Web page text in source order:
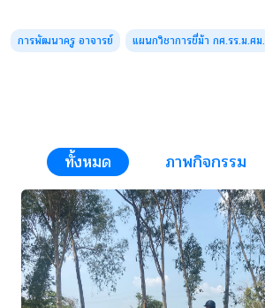
การพัฒนาครู อาจารย์ แผนกวิชาการขี่ม้า กศ.รร.ม.ศม.
ทั้งหมด ภาพกิจกรรม